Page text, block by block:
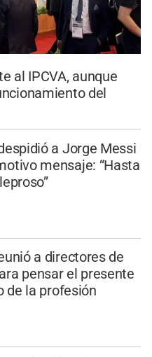
al IPCVA, aunque
del
a Jorge Messi
mensaje: “Hasta
a directores de
pensar el presente
de la profesión